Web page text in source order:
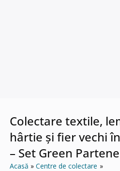
Colectare textile,
hârtie și fier vechi
– Set Green
Acasă
Centre de colectare